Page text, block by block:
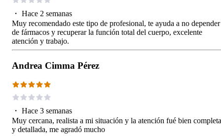
・ Hace 2 semanas
Muy recomendado este tipo de profesional, te ayuda a no depender
de fármacos y recuperar la función total del cuerpo, excelente
atención y trabajo.
Andrea Cimma Pérez
・ Hace 3 semanas
Muy cercana, realista a mi situación y la atención fué bien completa
y detallada, me agradó mucho